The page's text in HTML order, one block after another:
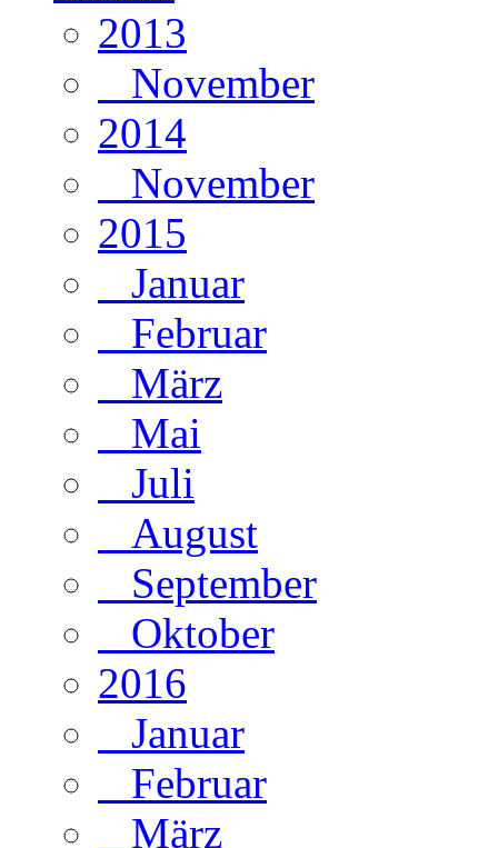
2013
November
2014
November
2015
Januar
Februar
März
Mai
Juli
August
September
Oktober
2016
Januar
Februar
März